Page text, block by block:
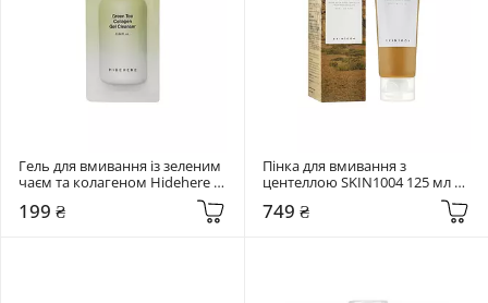
Гель для вмивання із зеленим
чаєм та колагеном Hidehere
25 мл Green Tea Collagen Gel
Cleanser
199 ₴
Пінка для вмивання з
центеллою SKIN1004 125 мл
Madagascar Centella Ampoule
Foam
749 ₴